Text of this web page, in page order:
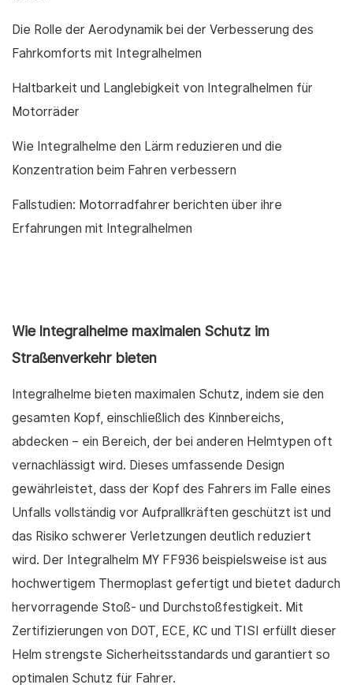
Die Rolle der Aerodynamik bei der Verbesserung des
Fahrkomforts mit Integralhelmen
Haltbarkeit und Langlebigkeit von Integralhelmen für
Motorräder
Wie Integralhelme den Lärm reduzieren und die
Konzentration beim Fahren verbessern
Fallstudien: Motorradfahrer berichten über ihre
Erfahrungen mit Integralhelmen
Wie Integralhelme maximalen Schutz im
Straßenverkehr bieten
Integralhelme bieten maximalen Schutz, indem sie den
gesamten Kopf, einschließlich des Kinnbereichs,
abdecken – ein Bereich, der bei anderen Helmtypen oft
vernachlässigt wird. Dieses umfassende Design
gewährleistet, dass der Kopf des Fahrers im Falle eines
Unfalls vollständig vor Aufprallkräften geschützt ist und
das Risiko schwerer Verletzungen deutlich reduziert
wird. Der Integralhelm MY FF936 beispielsweise ist aus
hochwertigem Thermoplast gefertigt und bietet dadurch
hervorragende Stoß- und Durchstoßfestigkeit. Mit
Zertifizierungen von DOT, ECE, KC und TISI erfüllt dieser
Helm strengste Sicherheitsstandards und garantiert so
optimalen Schutz für Fahrer.